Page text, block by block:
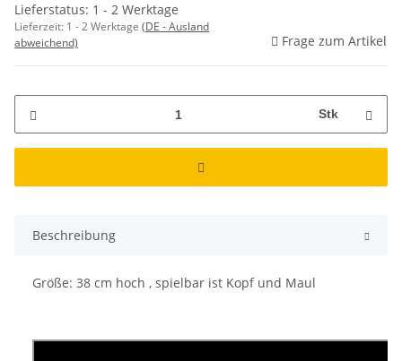
Lieferstatus: 1 - 2 Werktage
Lieferzeit: 1 - 2 Werktage (DE - Ausland
abweichend)
Frage zum Artikel
Stk
Beschreibung
Größe: 38 cm hoch , spielbar ist Kopf und Maul